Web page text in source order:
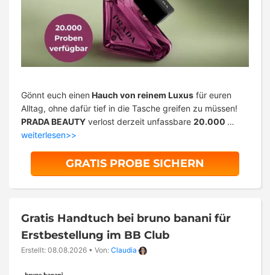
Gönnt euch einen Hauch von reinem Luxus für euren
Alltag, ohne dafür tief in die Tasche greifen zu müssen!
PRADA BEAUTY verlost derzeit unfassbare 20.000 …
weiterlesen>>
GRATIS PROBE SICHERN
Gratis Handtuch bei bruno banani für
Erstbestellung im BB Club
Erstellt: 08.08.2026 • Von: Claudia